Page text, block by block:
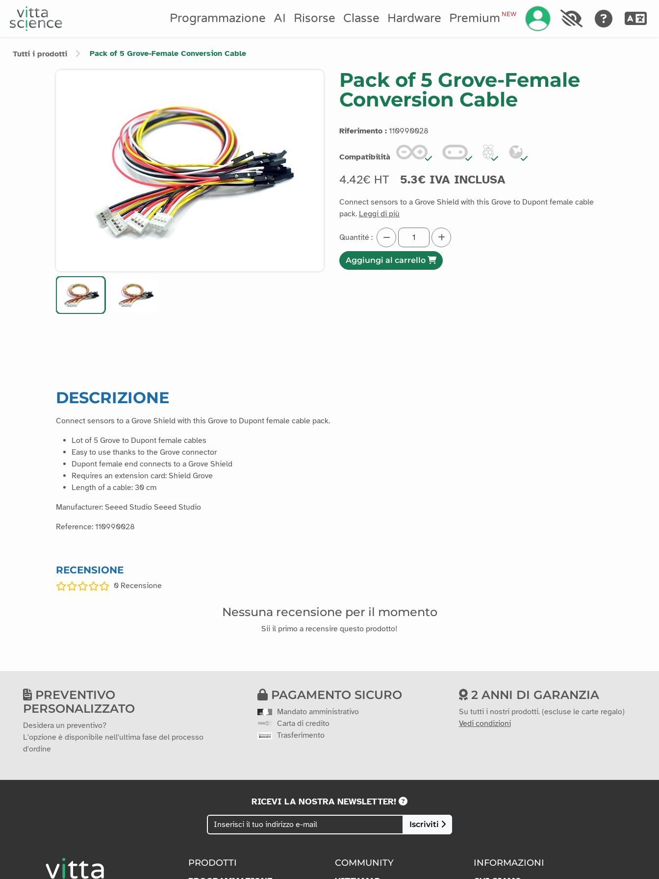
Programmazione AI Risorse Classe Hardware PremiumNEW Gestisci il tuo account
Tutti i prodotti Pack of 5 Grove-Female Conversion Cable
Pack of 5 Grove-Female
Conversion Cable
Riferimento : 110990028
Compatibilità
4.42€ HT 5.3€ IVA INCLUSA
Connect sensors to a Grove Shield with this Grove to Dupont female cable
pack. Leggi di più
Quantité :
Aggiungi al carrello
DESCRIZIONE
Connect sensors to a Grove Shield with this Grove to Dupont female cable pack.
Lot of 5 Grove to Dupont female cables
Easy to use thanks to the Grove connector
Dupont female end connects to a Grove Shield
Requires an extension card: Shield Grove
Length of a cable: 30 cm
Manufacturer: Seeed Studio Seeed Studio
Reference: 110990028
RECENSIONE
0 Recensione
Nessuna recensione per il momento
Sii il primo a recensire questo prodotto!
PREVENTIVO
PERSONALIZZATO
Desidera un preventivo?
L'opzione è disponibile nell'ultima fase del processo
d'ordine
PAGAMENTO SICURO
Mandato amministrativo
Carta di credito
Trasferimento
2 ANNI DI GARANZIA
Su tutti i nostri prodotti. (escluse le carte regalo)
Vedi condizioni
RICEVI LA NOSTRA NEWSLETTER!
Iscriviti
PRODOTTI
COMMUNITY
INFORMAZIONI